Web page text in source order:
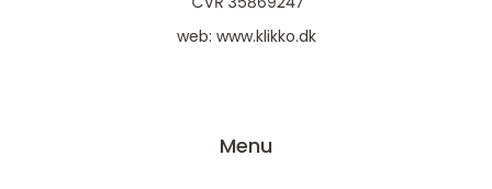
web: www.klikko.dk
Menu